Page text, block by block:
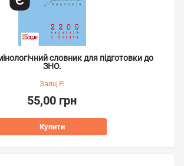
словник для підготовки до
ЗНО.
Заяц Р.
55,00 грн
Купити